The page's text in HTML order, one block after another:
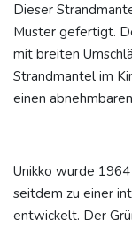
Dieser
Muster gefertigt.
mit breiten
Strandmantel im
einen
Unikko wurde
seitdem zu einer
entwickelt. Der